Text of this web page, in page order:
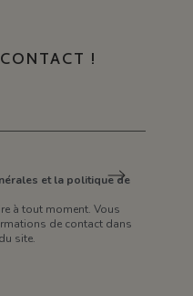
!
et la politique de
à tout moment. Vous
de contact dans
site.